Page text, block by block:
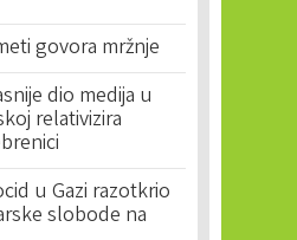
govora mržnje
dio medija u
relativizira
u Gazi razotkrio
slobode na